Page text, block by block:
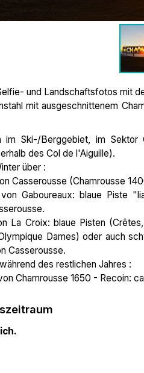
und Landschaftsfotos mit
mit ausgeschnittenem
im Ski-/Berggebiet, im
des Col de l'Aiguille).
über :
Casserousse (Chamrousse
Gaboureaux: blaue Piste
La Croix: blaue Pisten
Dames) oder auch
Casserousse.
des restlichen Jahres :
Chamrousse 1650 - Recoin: